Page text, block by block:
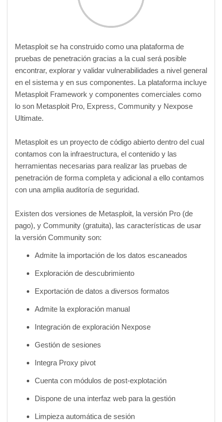
Metasploit se ha construido como una plataforma de
pruebas de penetración gracias a la cual será posible
encontrar, explorar y validar vulnerabilidades a nivel general
en el sistema y en sus componentes. La plataforma incluye
Metasploit Framework y componentes comerciales como
lo son Metasploit Pro, Express, Community y Nexpose
Ultimate.
Metasploit es un proyecto de código abierto dentro del cual
contamos con la infraestructura, el contenido y las
herramientas necesarias para realizar las pruebas de
penetración de forma completa y adicional a ello contamos
con una amplia auditoría de seguridad.
Existen dos versiones de Metasploit, la versión Pro (de
pago), y Community (gratuita), las características de usar
la versión Community son:
Admite la importación de los datos escaneados
Exploración de descubrimiento
Exportación de datos a diversos formatos
Admite la exploración manual
Integración de exploración Nexpose
Gestión de sesiones
Integra Proxy pivot
Cuenta con módulos de post-explotación
Dispone de una interfaz web para la gestión
Limpieza automática de sesión